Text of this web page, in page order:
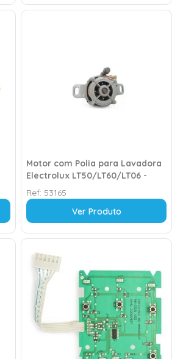
Motor com Polia para Lavadora
Electrolux LT50/LT60/LT06 -
127v
Ref: 53165
Ver Produto